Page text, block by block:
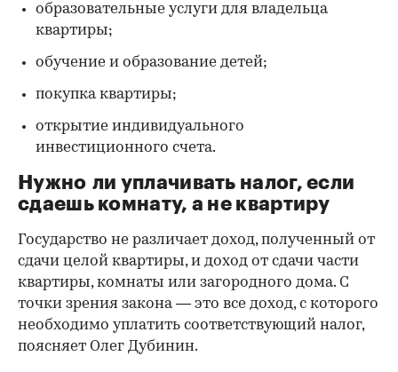
образовательные услуги для владельца
квартиры;
обучение и образование детей;
покупка квартиры;
открытие индивидуального
инвестиционного счета.
Нужно ли уплачивать налог, если
сдаешь комнату, а не квартиру
Государство не различает доход, полученный от
сдачи целой квартиры, и доход от сдачи части
квартиры, комнаты или загородного дома. С
точки зрения закона — это все доход, с которого
необходимо уплатить соответствующий налог,
поясняет Олег Дубинин.